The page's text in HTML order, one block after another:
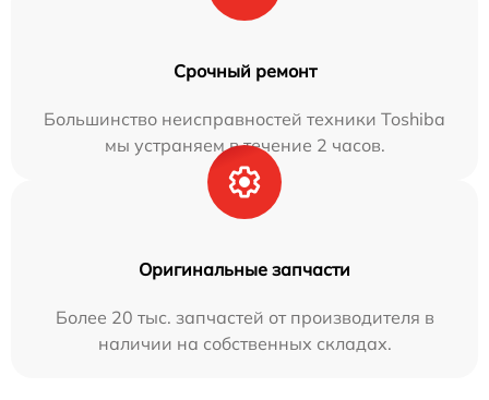
Срочный ремонт
Большинство неисправностей техники Toshiba
мы устраняем в течение 2 часов.
Оригинальные запчасти
Более 20 тыс. запчастей от производителя в
наличии на собственных складах.